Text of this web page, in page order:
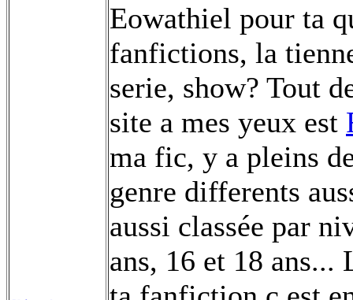
Eowathiel pour ta
fanfictions, la
serie, show? Tout
site a mes yeux est
ma fic, y a pleins
genre differents
aussi classée par
ans, 16 et 18 ans...